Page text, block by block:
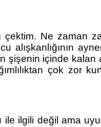
çektim. Ne zaman
alışkanlığının
şişenin içinde kalan
çok zor
ilgili değil ama